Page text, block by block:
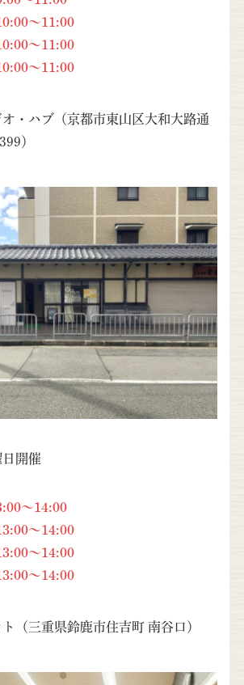
～11:00
～11:00
～11:00
オ・ハブ（京都市東山区大和大路通
）
開催
～14:00
～14:00
～14:00
～14:00
（三重県鈴鹿市住吉町 南谷口）